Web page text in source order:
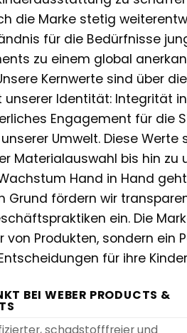
die Marke stetig
für die Bedürfnisse
zu einem global
Kernwerte sind über
Identität: Integrität
Engagement für die
Umwelt. Diese
Materialauswahl bis hin zu
Hand in Hand
Grund fördern wir
ein. Die
Produkten, sondern ein
für ihre
BEI WEBER PRODUCTS &